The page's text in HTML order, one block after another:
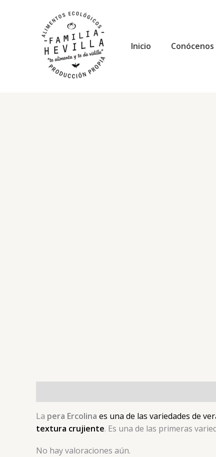
Inicio
Conócenos
La pera Ercolina es una de las variedades de
textura crujiente. Es una de las primeras
No hay valoraciones aún.